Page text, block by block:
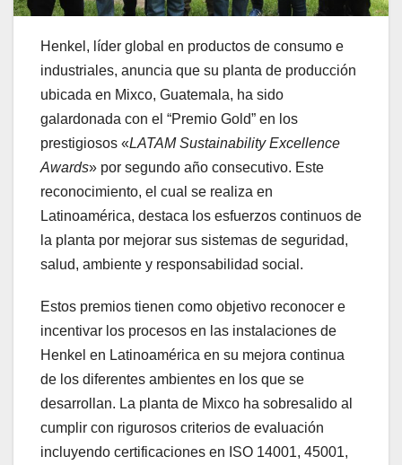
Henkel, líder global en productos de consumo e
industriales, anuncia que su planta de producción
ubicada en Mixco, Guatemala, ha sido
galardonada con el “Premio Gold” en los
prestigiosos «LATAM Sustainability Excellence
Awards» por segundo año consecutivo. Este
reconocimiento, el cual se realiza en
Latinoamérica, destaca los esfuerzos continuos de
la planta por mejorar sus sistemas de seguridad,
salud, ambiente y responsabilidad social.
Estos premios tienen como objetivo reconocer e
incentivar los procesos en las instalaciones de
Henkel en Latinoamérica en su mejora continua
de los diferentes ambientes en los que se
desarrollan. La planta de Mixco ha sobresalido al
cumplir con rigurosos criterios de evaluación
incluyendo certificaciones en ISO 14001, 45001,